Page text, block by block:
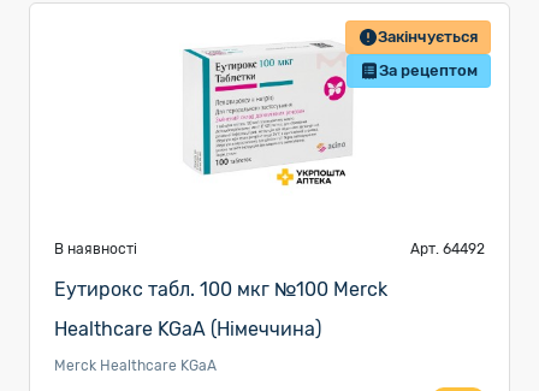
Закінчується
За рецептом
В наявності Арт. 64492
Еутирокс табл. 100 мкг №100 Merck
Healthcare KGaA (Німеччина)
Merck Healthcare KGaA